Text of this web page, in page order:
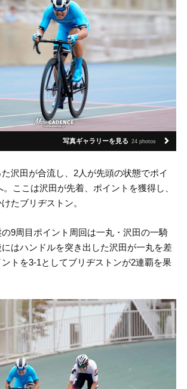
写真ギャラリーを見る 24 photos
沢田が合流し、2人が先頭の状態でポイ
ここは沢田が先着、ポイントを獲得し、
たブリヂストン。
9周目ポイント周回は一丸・沢田の一騎
はハンドルを突き出した沢田が一丸を差
トを3-1としてブリヂストンが2連覇を果